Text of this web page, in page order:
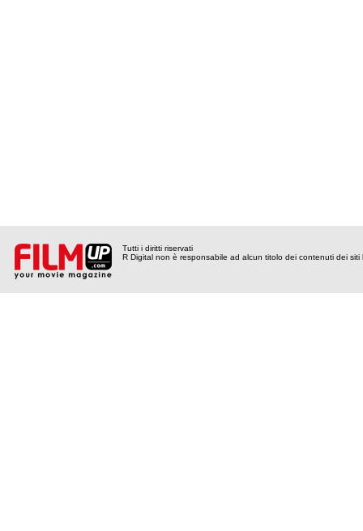
Tutti i diritti riservati
R Digital non è responsabile ad alcun titolo dei contenuti dei siti